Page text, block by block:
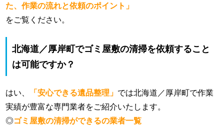
た、作業の流れと依頼のポイント」
をご覧ください。
北海道／厚岸町でゴミ屋敷の清掃を依頼すること
は可能ですか？
はい、 「安心できる遺品整理」 では北海道／厚岸町で作業
実績が豊富な専門業者をご紹介いたします。
◎ゴミ屋敷の清掃ができるの業者一覧